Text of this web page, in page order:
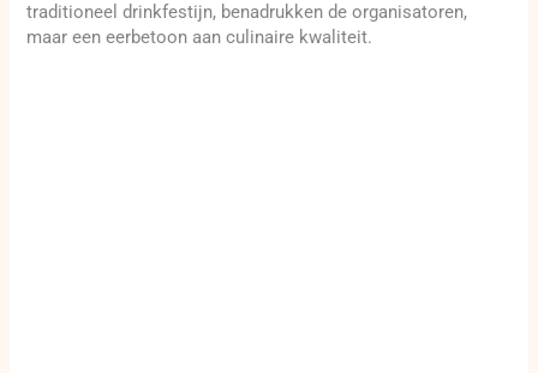
traditioneel drinkfestijn, benadrukken de organisatoren,
maar een eerbetoon aan culinaire kwaliteit.